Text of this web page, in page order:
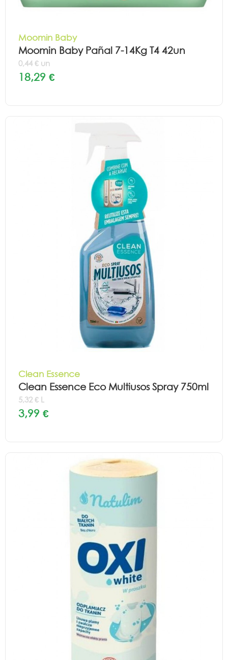
Moomin Baby
Moomin Baby Pañal 7-14Kg T4 42un
0,44 € un
18,29 €
Clean Essence
Clean Essence Eco Multiusos Spray 750ml
5,32 € L
3,99 €